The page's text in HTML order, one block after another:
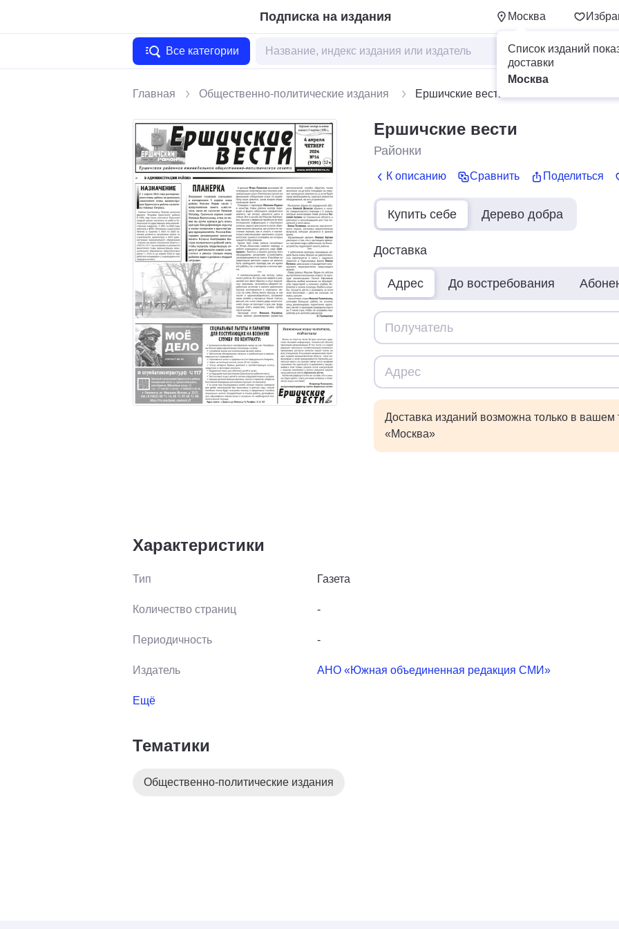
Подписка на издания Москва
Список изданий
доставки
Москва
Все категории
Главная Общественно-политические издания Ершичские вести
Ершичские вести
Районки
К описанию Сравнить Поделиться
Купить себе Дерево добра
Доставка
Адрес До востребования
Доставка изданий возможна только в вашем
«Москва»
Характеристики
Тип Газета
Количество страниц -
Периодичность -
Издатель АНО «Южная объединенная редакция СМИ»
Ещё
Тематики
Общественно-политические издания